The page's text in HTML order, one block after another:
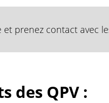
prenez contact avec
des QPV :